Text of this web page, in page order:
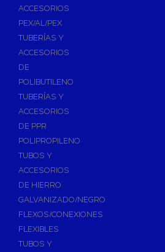
ACCESORIOS
PEX/AL/PEX
TUBERÍAS Y
ACCESORIOS
DE
POLIBUTILENO
TUBERÍAS Y
ACCESORIOS
DE PPR
POLIPROPILENO
TUBOS Y
ACCESORIOS
DE HIERRO
GALVANIZADO/NEGRO
FLEXOS/CONEXIONES
FLEXIBLES
TUBOS Y